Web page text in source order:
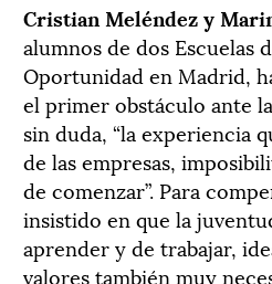
Cristian Meléndez y
alumnos de dos Escuelas
Oportunidad en Madrid,
el primer obstáculo ante
sin duda, “la experiencia
de las empresas,
de comenzar”. Para
insistido en que la
aprender y de trabajar,
valores también muy